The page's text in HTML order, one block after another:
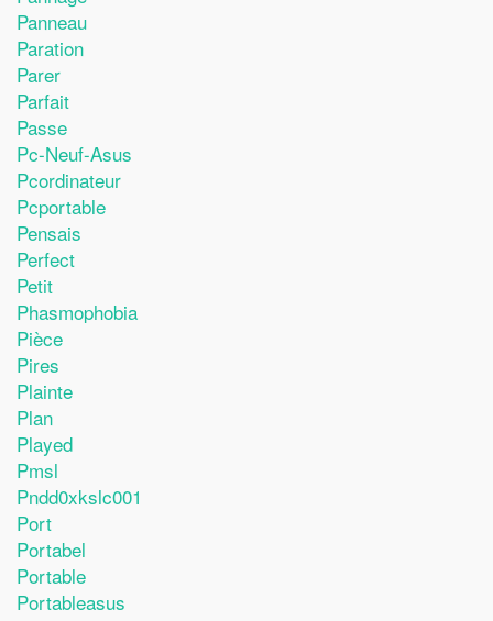
Panneau
Paration
Parer
Parfait
Passe
Pc-Neuf-Asus
Pcordinateur
Pcportable
Pensais
Perfect
Petit
Phasmophobia
Pièce
Pires
Plainte
Plan
Played
Pmsl
Pndd0xkslc001
Port
Portabel
Portable
Portableasus